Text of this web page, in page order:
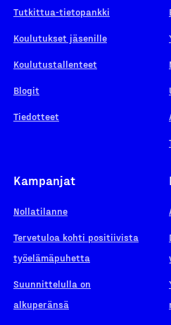
Tutkittua-tietopankki
Koulutukset jäsenille
Koulutustallenteet
Blogit
Tiedotteet
Kampanjat
Nollatilanne
Tervetuloa kohti positiivista
työelämäpuhetta
Suunnittelulla on
alkuperänsä